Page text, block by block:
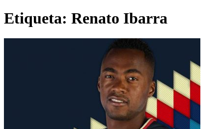
Etiqueta: Renato Ibarra